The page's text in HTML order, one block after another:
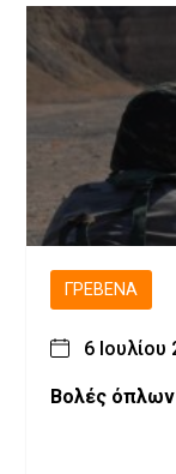
ΓΡΕΒΕΝΆ
6 Ιουλίου
Βολές